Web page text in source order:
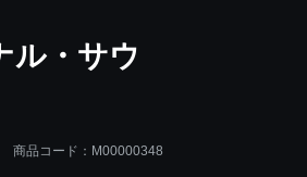
ル・サウ
商品コード：M00000348